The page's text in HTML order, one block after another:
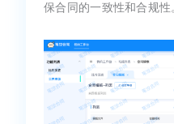
保合同的一致性和合规